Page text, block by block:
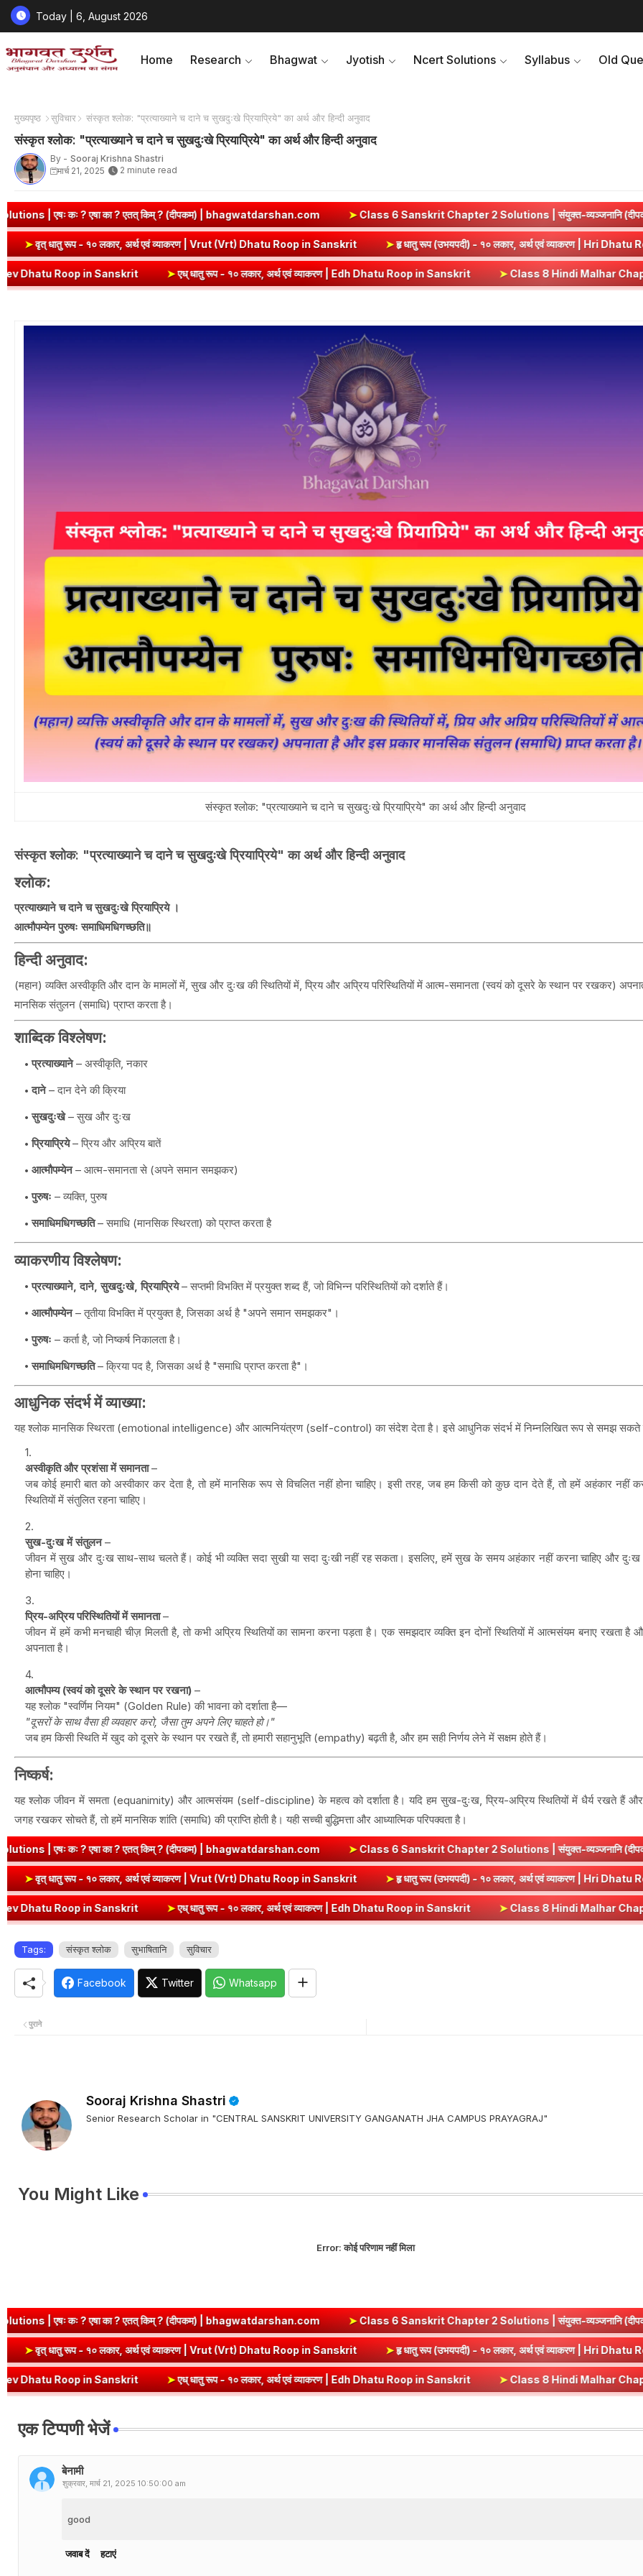
Today | 6, August 2026
Home Research Bhagwat Jyotish Ncert Solutions Syllabus Old
मुख्यपृष्ठ सुविचार संस्कृत श्लोक: "प्रत्याख्याने च दाने च सुखदुःखे प्रियाप्रिये" का अर्थ और हिन्दी अनुवाद
संस्कृत श्लोक: "प्रत्याख्याने च दाने च सुखदुःखे प्रियाप्रिये" का अर्थ और हिन्दी अनुवाद
By - Sooraj Krishna Shastri
मार्च 21, 2025
2 minute read
एतत् किम् ? (दीपकम) | bhagwatdarshan.com ➤Class 6 Sanskrit Chapter 2 Solutions | संयुक्त-व्यञ्जनानि (दीपकम) |
Roop in Sanskrit ➤वृत् धातु रूप - १० लकार, अर्थ एवं व्याकरण | Vrut (Vrt) Dhatu Roop in Sanskrit ➤हृ धातु रूप (उभयपदी) - १० लकार,
Sanskrit ➤एध् धातु रूप - १० लकार, अर्थ एवं व्याकरण | Edh Dhatu Roop in Sanskrit ➤Class 8 Hindi Malhar Chapter 4 Haridwar | हरिद्वार
संस्कृत श्लोक: "प्रत्याख्याने च दाने च सुखदुःखे प्रियाप्रिये" का अर्थ और हिन्दी अनुवाद
संस्कृत श्लोक: "प्रत्याख्याने च दाने च सुखदुःखे प्रियाप्रिये" का अर्थ और हिन्दी अनुवाद
श्लोक:
प्रत्याख्याने च दाने च सुखदुःखे प्रियाप्रिये ।
आत्मौपम्येन पुरुषः समाधिमधिगच्छति॥
हिन्दी अनुवाद:
(महान) व्यक्ति अस्वीकृति और दान के मामलों में, सुख और दुःख की स्थितियों में, प्रिय और अप्रिय परिस्थितियों में आत्म-समानता (स्वयं को दूसरे के स्थान पर रखकर)
मानसिक संतुलन (समाधि) प्राप्त करता है।
शाब्दिक विश्लेषण:
प्रत्याख्याने– अस्वीकृति, नकार
दाने– दान देने की क्रिया
सुखदुःखे– सुख और दुःख
प्रियाप्रिये– प्रिय और अप्रिय बातें
आत्मौपम्येन– आत्म-समानता से (अपने समान समझकर)
पुरुषः – व्यक्ति, पुरुष
समाधिमधिगच्छति– समाधि (मानसिक स्थिरता) को प्राप्त करता है
व्याकरणीय विश्लेषण:
प्रत्याख्याने, दाने, सुखदुःखे, प्रियाप्रिये– सप्तमी विभक्ति में प्रयुक्त शब्द हैं, जो विभिन्न परिस्थितियों को दर्शाते हैं।
आत्मौपम्येन– तृतीया विभक्ति में प्रयुक्त है, जिसका अर्थ है "अपने समान समझकर"।
पुरुषः – कर्ता है, जो निष्कर्ष निकालता है।
समाधिमधिगच्छति– क्रिया पद है, जिसका अर्थ है "समाधि प्राप्त करता है"।
आधुनिक संदर्भ में व्याख्या:
यह श्लोक मानसिक स्थिरता (emotional intelligence) और आत्मनियंत्रण (self-control) का संदेश देता है। इसे आधुनिक संदर्भ में निम्नलिखित रूप से समझ
अस्वीकृति और प्रशंसा में समानता–
जब कोई हमारी बात को अस्वीकार कर देता है, तो हमें मानसिक रूप से विचलित नहीं होना चाहिए। इसी तरह, जब हम किसी को कुछ दान देते हैं, तो हमें अहंकार नहीं
स्थितियों में संतुलित रहना चाहिए।
सुख-दुःख में संतुलन–
जीवन में सुख और दुःख साथ-साथ चलते हैं। कोई भी व्यक्ति सदा सुखी या सदा दुःखी नहीं रह सकता। इसलिए, हमें सुख के समय अहंकार नहीं करना चाहिए और दुःख
होना चाहिए।
प्रिय-अप्रिय परिस्थितियों में समानता–
जीवन में हमें कभी मनचाही चीज़ मिलती है, तो कभी अप्रिय स्थितियों का सामना करना पड़ता है। एक समझदार व्यक्ति इन दोनों स्थितियों में आत्मसंयम बनाए रखता है
अपनाता है।
आत्मौपम्य (स्वयं को दूसरे के स्थान पर रखना) –
यह श्लोक "स्वर्णिम नियम" (Golden Rule) की भावना को दर्शाता है—
"दूसरों के साथ वैसा ही व्यवहार करो, जैसा तुम अपने लिए चाहते हो।"
जब हम किसी स्थिति में खुद को दूसरे के स्थान पर रखते हैं, तो हमारी सहानुभूति (empathy) बढ़ती है, और हम सही निर्णय लेने में सक्षम होते हैं।
निष्कर्ष:
यह श्लोक जीवन में समता (equanimity) और आत्मसंयम (self-discipline) के महत्व को दर्शाता है। यदि हम सुख-दुःख, प्रिय-अप्रिय स्थितियों में धैर्य रखते हैं
जगह रखकर सोचते हैं, तो हमें मानसिक शांति (समाधि) की प्राप्ति होती है। यही सच्ची बुद्धिमत्ता और आध्यात्मिक परिपक्वता है।
एतत् किम् ? (दीपकम) | bhagwatdarshan.com ➤Class 6 Sanskrit Chapter 2 Solutions | संयुक्त-व्यञ्जनानि (दीपकम) |
Roop in Sanskrit ➤वृत् धातु रूप - १० लकार, अर्थ एवं व्याकरण | Vrut (Vrt) Dhatu Roop in Sanskrit ➤हृ धातु रूप (उभयपदी) - १० लकार,
Sanskrit ➤एध् धातु रूप - १० लकार, अर्थ एवं व्याकरण | Edh Dhatu Roop in Sanskrit ➤Class 8 Hindi Malhar Chapter 4 Haridwar | हरिद्वार
Tags: संस्कृत श्लोक सुभाषितानि सुविचार
Facebook Twitter Whatsapp
पुराने
Sooraj Krishna Shastri
Senior Research Scholar in "CENTRAL SANSKRIT UNIVERSITY GANGANATH JHA CAMPUS PRAYAGRAJ"
You Might Like
Error:कोई परिणाम नहीं मिला
एतत् किम् ? (दीपकम) | bhagwatdarshan.com ➤Class 6 Sanskrit Chapter 2 Solutions | संयुक्त-व्यञ्जनानि (दीपकम) |
Roop in Sanskrit ➤वृत् धातु रूप - १० लकार, अर्थ एवं व्याकरण | Vrut (Vrt) Dhatu Roop in Sanskrit ➤हृ धातु रूप (उभयपदी) - १० लकार,
Sanskrit ➤एध् धातु रूप - १० लकार, अर्थ एवं व्याकरण | Edh Dhatu Roop in Sanskrit ➤Class 8 Hindi Malhar Chapter 4 Haridwar | हरिद्वार
एक टिप्पणी भेजें
बेनामी
शुक्रवार, मार्च 21, 2025 10:50:00 am
good
जवाब दें हटाएं